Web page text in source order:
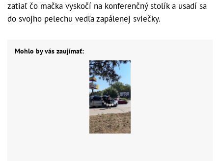
zatiaľ čo mačka vyskočí na konferenčný stolík a usadí sa
do svojho pelechu vedľa zapálenej sviečky.
Mohlo by vás zaujímať: